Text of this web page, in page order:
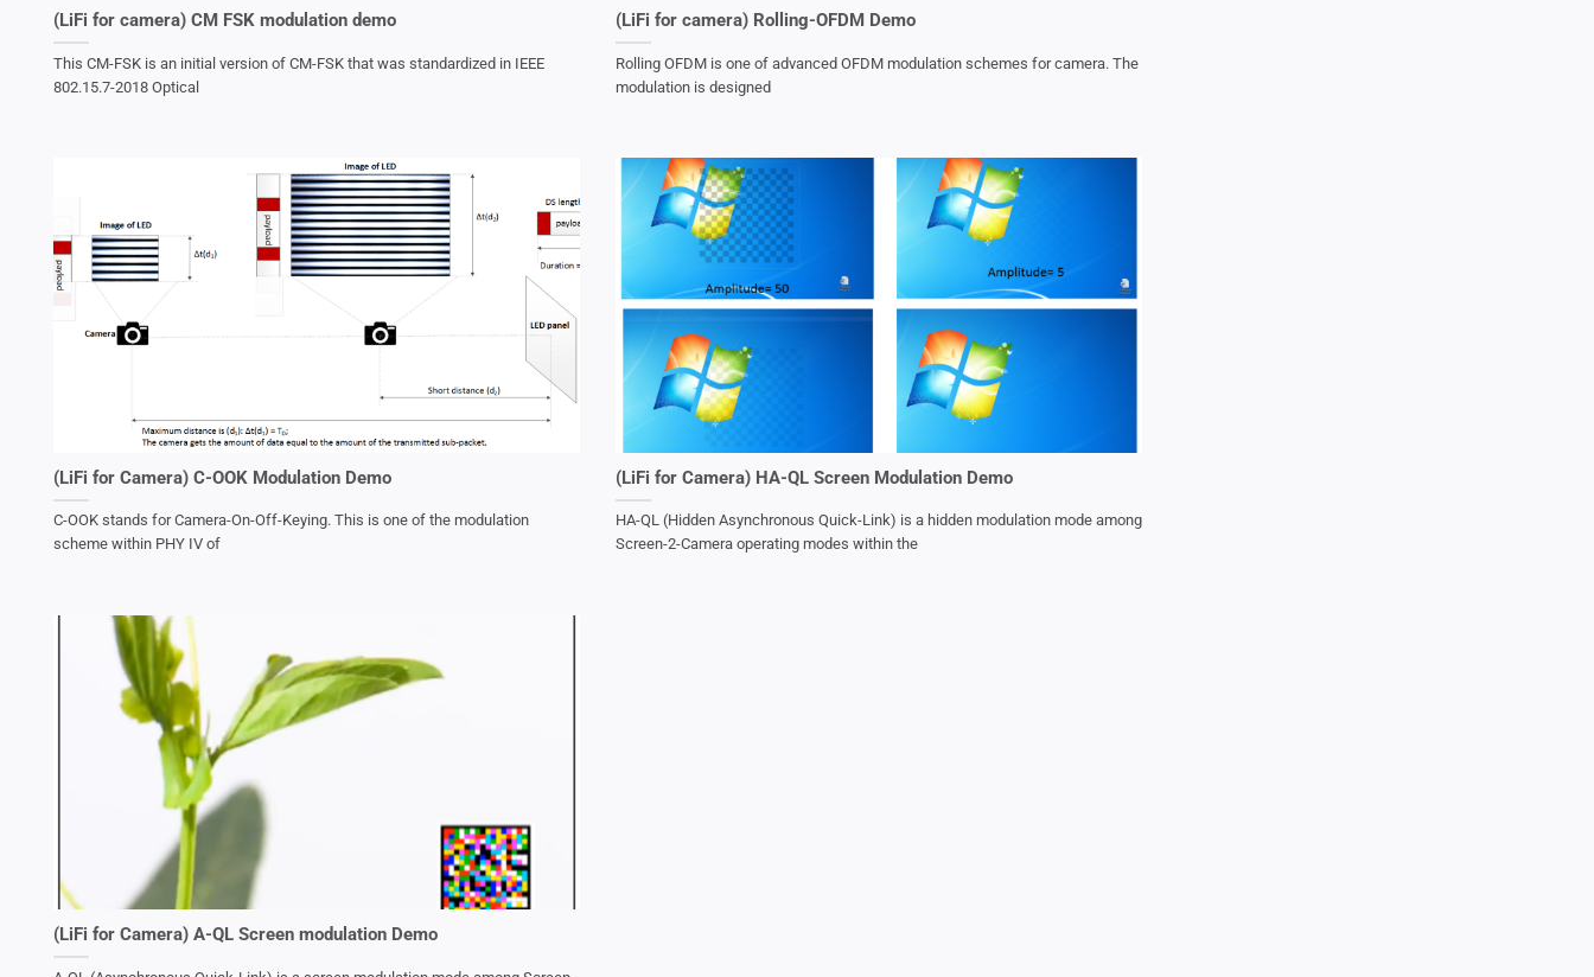
(LiFi for camera) CM FSK modulation demo
This CM-FSK is an initial version of CM-FSK that was standardized in IEEE
802.15.7-2018 Optical
(LiFi for camera) Rolling-OFDM Demo
Rolling OFDM is one of advanced OFDM modulation schemes for camera. The
modulation is designed
(LiFi for Camera) C-OOK Modulation Demo
C-OOK stands for Camera-On-Off-Keying. This is one of the modulation
scheme within PHY IV of
(LiFi for Camera) HA-QL Screen Modulation Demo
HA-QL (Hidden Asynchronous Quick-Link) is a hidden modulation mode among
Screen-2-Camera operating modes within the
(LiFi for Camera) A-QL Screen modulation Demo